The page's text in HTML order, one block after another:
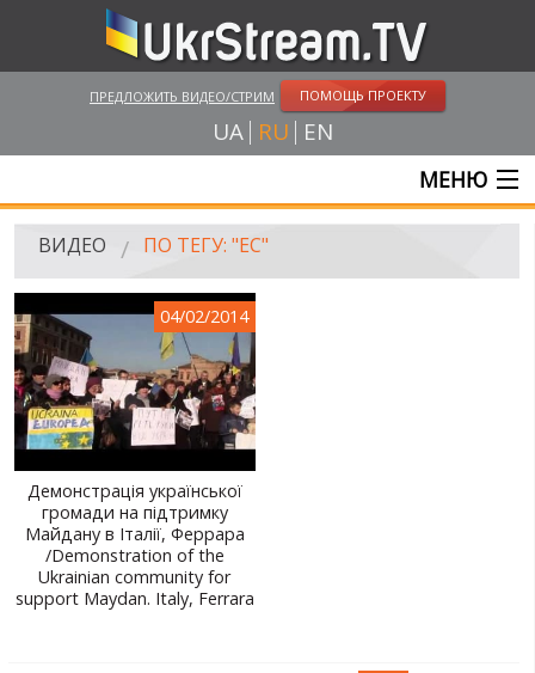
ПРЕДЛОЖИТЬ ВИДЕО/СТРИМ ПОМОЩЬ ПРОЕКТУ
UA RU EN
МЕНЮ
ГЛАВНАЯ
ВИДЕО
UKRSTREAM.TV
ВИДЕО СМИ
АМАТОРСКОЕ ВИДЕО
ХУДОЖЕСТВЕНЫЕ И ДОКУМЕНТАЛЬНЫЕ ПРОЕКТЫ
МИР ПРО УКРАИНУ
ПУБЛИЧНЫЕ ЛЮДИ
ВИДЕО ПО ТЕГУ: "ЕС"
04/02/2014
Демонстрація української
громади на підтримку
Майдану в Італії, Феррара
/Demonstration of the
Ukrainian community for
support Maydan. Italy, Ferrara